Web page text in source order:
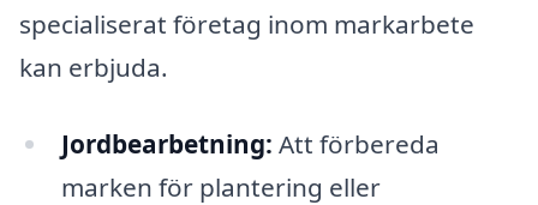
specialiserat företag inom markarbete
kan erbjuda.
Jordbearbetning: Att förbereda
marken för plantering eller